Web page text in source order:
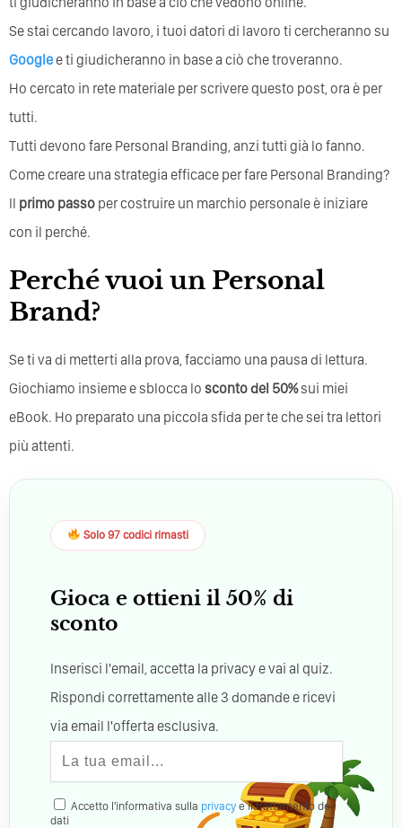
Se stai cercando lavoro, i tuoi datori di lavoro ti cercheranno su
Googlee ti giudicheranno in base a ciò che troveranno.
Ho cercato in rete materiale per scrivere questo post, ora è per
tutti.
Tutti devono fare Personal Branding, anzi tutti già lo fanno.
Come creare una strategia efficace per fare Personal Branding?
Il primo passo per costruire un marchio personale è iniziare
con il perché.
Perché vuoi un Personal
Brand?
Se ti va di metterti alla prova, facciamo una pausa di lettura.
Giochiamo insieme e sblocca lo sconto del 50%sui miei
eBook. Ho preparato una piccola sfida per te che sei tra lettori
più attenti.
Solo 97 codici rimasti
Gioca e ottieni il 50% di
sconto
Inserisci l'email, accetta la privacy e vai al quiz.
Rispondi correttamente alle 3 domande e ricevi
via email l'offerta esclusiva.
Accetto l'informativa sulla privacy e il trattamento dei
dati